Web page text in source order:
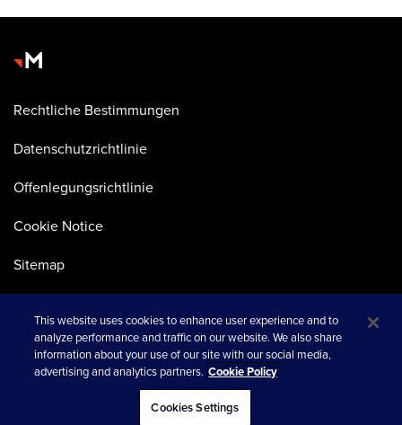
Rechtliche Bestimmungen
Datenschutzrichtlinie
Offenlegungsrichtlinie
Cookie Notice
Sitemap
wird in einer neuen Registerkarte geöffnet
This website uses cookies to enhance user experience and to
analyze performance and traffic on our website. We also share
information about your use of our site with our social media,
advertising and analytics partners. Cookie Policy
Cookies Settings